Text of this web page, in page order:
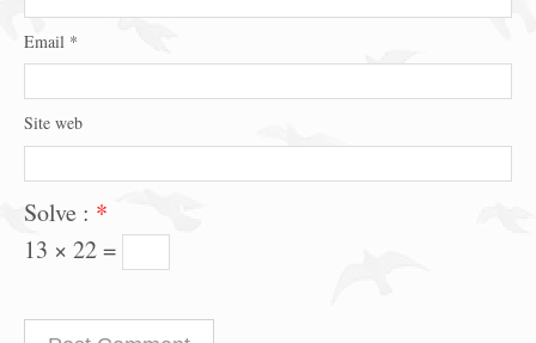
Email *
Site web
Solve : *
13 × 22 =